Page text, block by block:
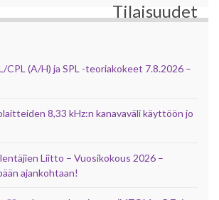
Tilaisuudet
CPL (A/H) ja SPL -teoriakokeet 7.8.2026 –
8,33 kHz:n kanavaväli käyttöön jo
Liitto – Vuosikokous 2026 –
ajankohtaan!